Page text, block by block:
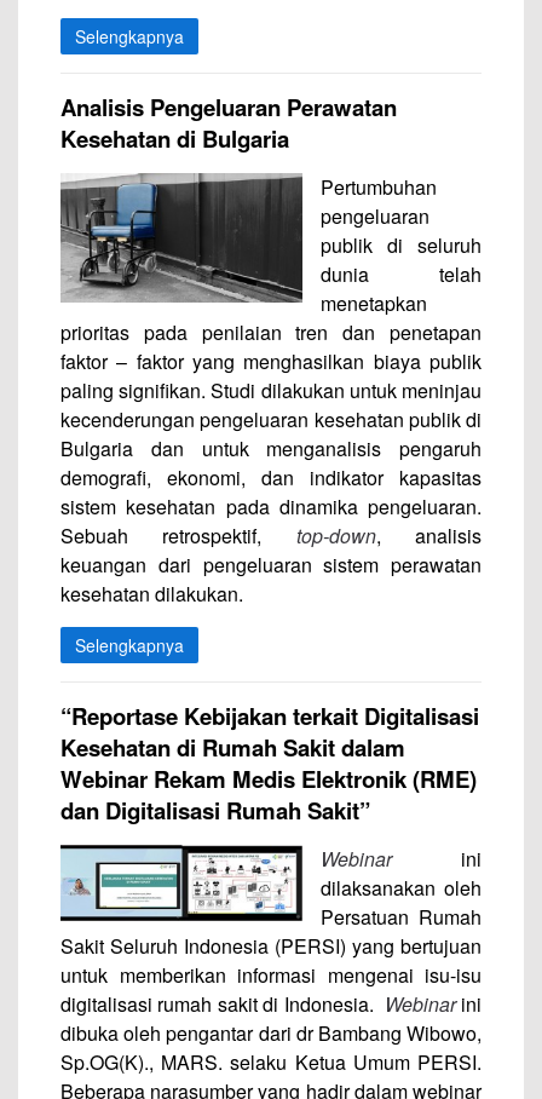
Selengkapnya
Analisis Pengeluaran Perawatan
Kesehatan di Bulgaria
Pertumbuhan
pengeluaran
publik di seluruh
dunia telah
menetapkan
prioritas pada penilaian tren dan penetapan
faktor – faktor yang menghasilkan biaya publik
paling signifikan. Studi dilakukan untuk meninjau
kecenderungan pengeluaran kesehatan publik di
Bulgaria dan untuk menganalisis pengaruh
demografi, ekonomi, dan indikator kapasitas
sistem kesehatan pada dinamika pengeluaran.
Sebuah retrospektif, top-down, analisis
keuangan dari pengeluaran sistem perawatan
kesehatan dilakukan.
Selengkapnya
“Reportase Kebijakan terkait Digitalisasi
Kesehatan di Rumah Sakitdalam
Webinar Rekam Medis Elektronik (RME)
dan Digitalisasi Rumah Sakit”
Webinarini
dilaksanakan oleh
Persatuan Rumah
Sakit Seluruh Indonesia (PERSI) yang bertujuan
untuk memberikan informasi mengenai isu-isu
digitalisasi rumah sakit di Indonesia. Webinarini
dibuka oleh pengantar dari dr Bambang Wibowo,
Sp.OG(K)., MARS. selaku Ketua Umum PERSI.
Beberapa narasumber yang hadir dalam webinar